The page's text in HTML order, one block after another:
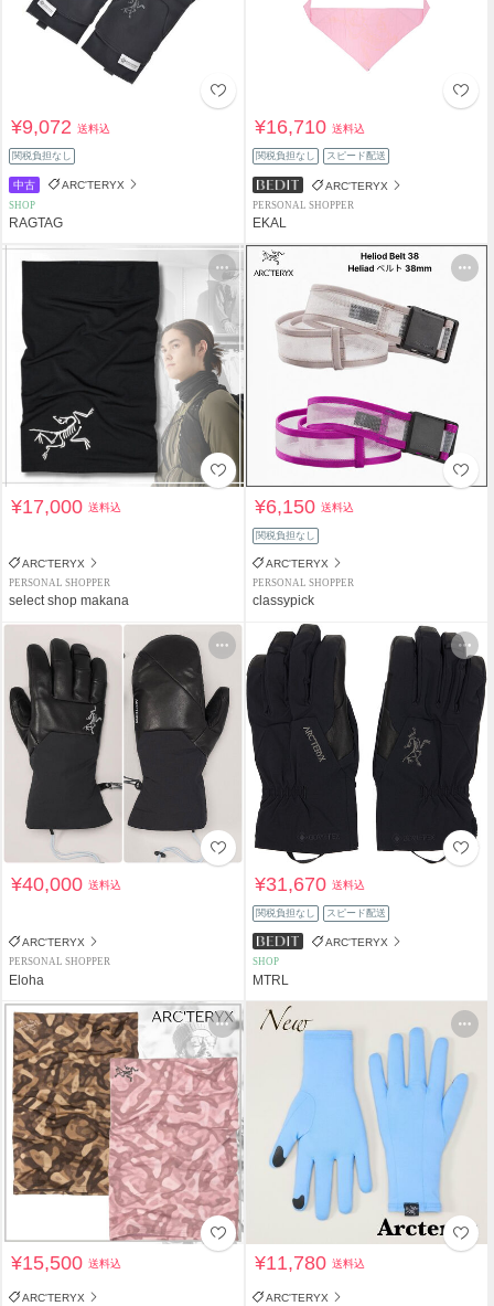
¥9,072送料込
関税負担なし
中古 ARC'TERYX
SHOP
RAGTAG
¥16,710送料込
関税負担なし スピード配送
ARC'TERYX
PERSONAL SHOPPER
EKAL
¥17,000送料込
ARC'TERYX
PERSONAL SHOPPER
select shop makana
¥6,150送料込
関税負担なし
ARC'TERYX
PERSONAL SHOPPER
classypick
¥40,000送料込
ARC'TERYX
PERSONAL SHOPPER
Eloha
¥31,670送料込
関税負担なし スピード配送
ARC'TERYX
SHOP
MTRL
¥15,500送料込
ARC'TERYX
¥11,780送料込
ARC'TERYX